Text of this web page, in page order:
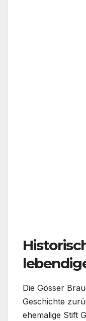
Die Gösser
Geschichte
ehemalige Stift